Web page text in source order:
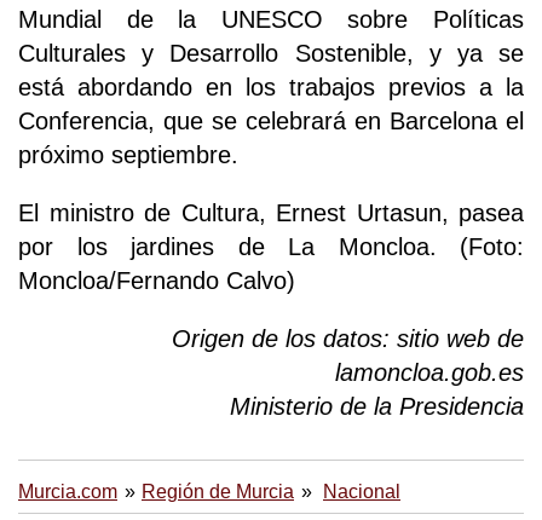
Mundial de la UNESCO sobre Políticas
Culturales y Desarrollo Sostenible, y ya se
está abordando en los trabajos previos a la
Conferencia, que se celebrará en Barcelona el
próximo septiembre.
El ministro de Cultura, Ernest Urtasun, pasea
por los jardines de La Moncloa. (Foto:
Moncloa/Fernando Calvo)
Origen de los datos: sitio web de
lamoncloa.gob.es
Ministerio de la Presidencia
Murcia.com Región de Murcia Nacional